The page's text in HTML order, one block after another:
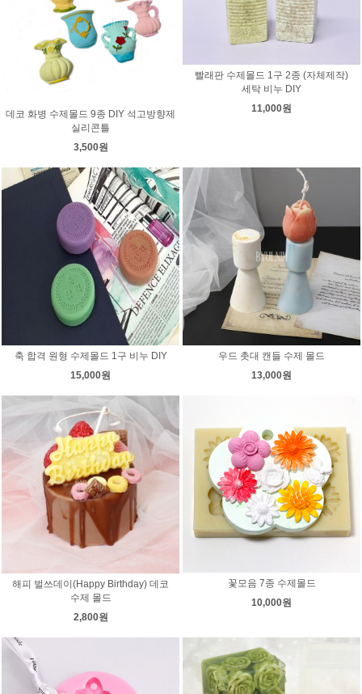
데코 화병 수제몰드 9종 DIY 석고방향제
실리콘틀
3,500원
빨래판 수제몰드 1구 2종 (자체제작)
세탁 비누 DIY
11,000원
축 합격 원형 수제몰드 1구 비누 DIY
15,000원
우드 촛대 캔들 수제 몰드
13,000원
해피 벌쓰데이(Happy Birthday) 데코
수제 몰드
2,800원
꽃모음 7종 수제몰드
10,000원